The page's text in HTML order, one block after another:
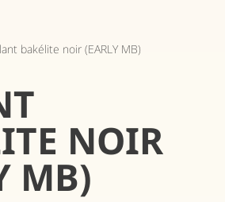
bakélite noir (EARLY MB)
NOIR
MB)